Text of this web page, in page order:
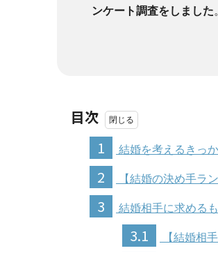
ンケート調査をしました
目次
1
結婚を考えるきっ
2 【結婚の決め手ラ
3 結婚相手に求める
3.1 【結婚相